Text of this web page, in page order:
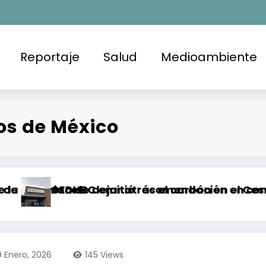
Reportaje Salud Medioambiente
de México
de dejar atrás el carbón en el Cesar,
emitió recomendación en contra de la
Enero, 2026 145 Views